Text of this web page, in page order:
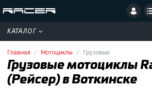
КАТАЛОГ
Главная Мотоциклы Грузовые
Грузовые мотоциклы
(Рейсер) в Воткинске